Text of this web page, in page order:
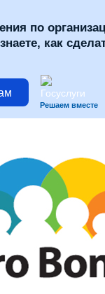
по
как
Решаем вместе